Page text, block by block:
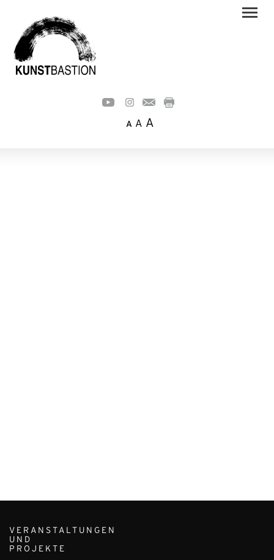
A A A
VERANSTALTUNGEN
UND
PROJEKTE